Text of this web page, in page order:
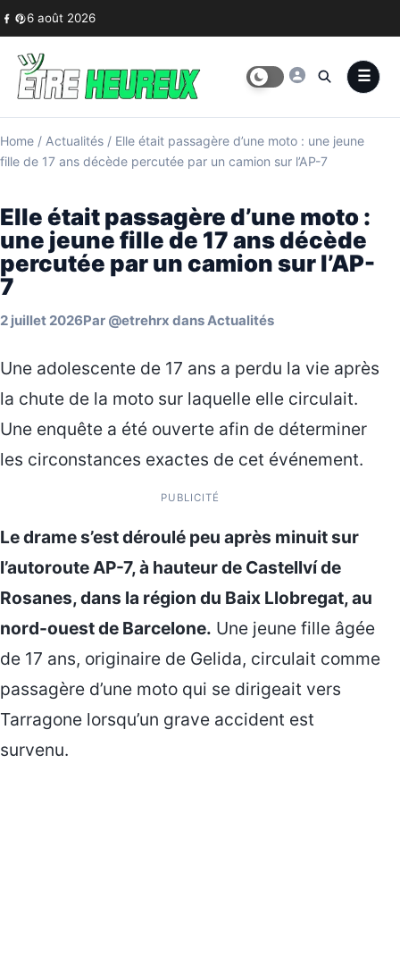
Skip to content
6 août 2026
Home / Actualités / Elle était passagère d’une moto : une jeune
fille de 17 ans décède percutée par un camion sur l’AP-7
Elle était passagère d’une moto :
une jeune fille de 17 ans décède
percutée par un camion sur l’AP-
7
2 juillet 2026Par @etrehrx dansActualités
Une adolescente de 17 ans a perdu la vie après
la chute de la moto sur laquelle elle circulait.
Une enquête a été ouverte afin de déterminer
les circonstances exactes de cet événement.
PUBLICITÉ
Le drame s’est déroulé peu après minuit sur
l’autoroute AP-7, à hauteur de Castellví de
Rosanes, dans la région du Baix Llobregat, au
nord-ouest de Barcelone. Une jeune fille âgée
de 17 ans, originaire de Gelida, circulait comme
passagère d’une moto qui se dirigeait vers
Tarragone lorsqu’un grave accident est
survenu.